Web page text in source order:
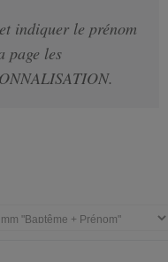
indiquer le prénom
page les